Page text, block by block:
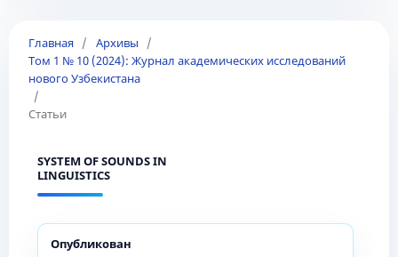
Главная / Архивы
/
Том 1 № 10 (2024): Журнал академических исследований
нового Узбекистана
/
Статьи
SYSTEM OF SOUNDS IN
LINGUISTICS
Опубликован